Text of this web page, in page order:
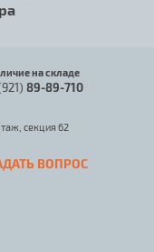
на складе
89-89-710
секция 62
ВОПРОС